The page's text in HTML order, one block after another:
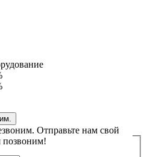
Отправьте нам свой